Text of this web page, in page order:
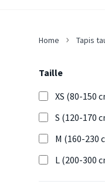
Home Tapis
Taille
XS (80-150
S (120-170
M (160-230
L (200-300